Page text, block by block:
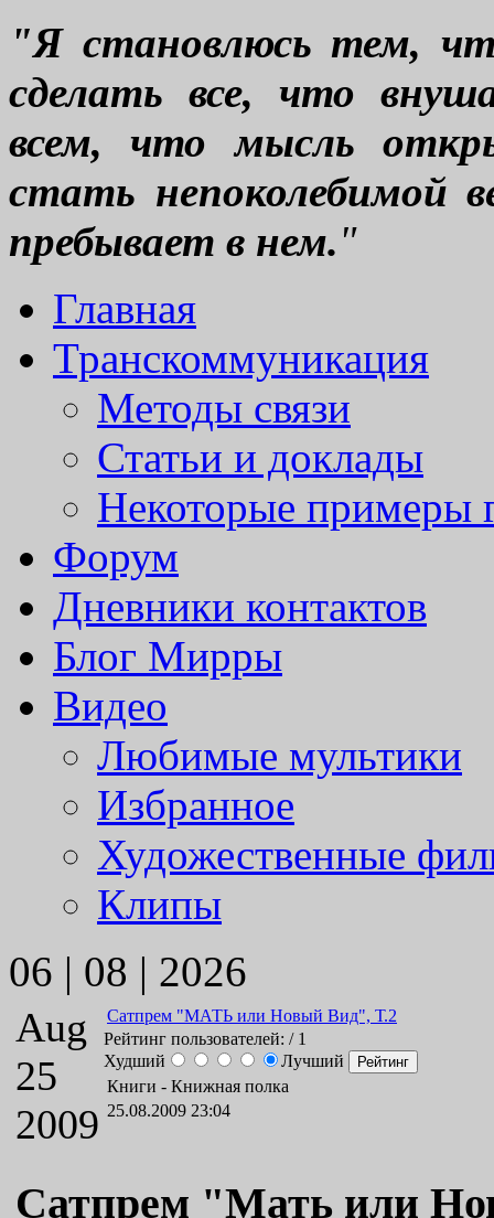
"Я становлюсь тем,
сделать все, что
всем, что мысль
стать непоколебимой
пребывает в нем."
Главная
Транскоммуникация
Методы связи
Статьи и доклады
Некоторые примеры
Форум
Дневники контактов
Блог Мирры
Видео
Любимые мультики
Избранное
Художественные
Клипы
06 | 08 | 2026
Aug
25
2009
Сатпрем "МАТЬ или Новый Вид", Т.2
Рейтинг пользователей: / 1
Худший
Лучший
Книги - Книжная полка
25.08.2009 23:04
Сатпрем "Мать или